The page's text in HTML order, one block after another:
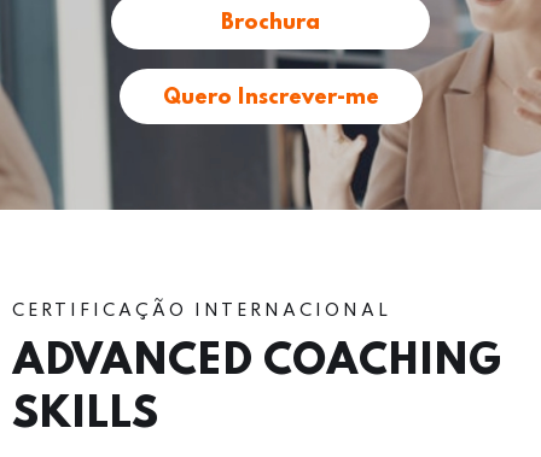
Brochura
Quero Inscrever-me
CERTIFICAÇÃO INTERNACIONAL
ADVANCED COACHING
SKILLS